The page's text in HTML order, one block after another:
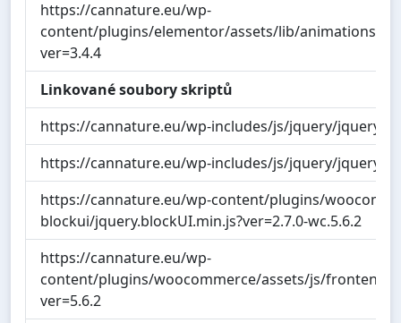
https://cannature.eu/wp-
content/plugins/elementor/assets/lib/animations/
ver=3.4.4
Linkované soubory skriptů
https://cannature.eu/wp-includes/js/jquery/
https://cannature.eu/wp-includes/js/jquery/jquery-
https://cannature.eu/wp-content/plugins/
blockui/jquery.blockUI.min.js?ver=2.7.0-wc.5.6.2
https://cannature.eu/wp-
content/plugins/woocommerce/assets/js/frontend/
ver=5.6.2